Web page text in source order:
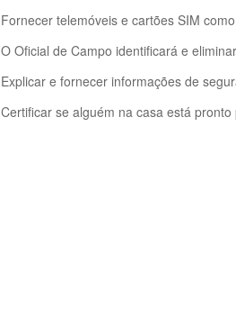
Fornecer telemóveis e cartões SIM
O Oficial de Campo identificará e
Explicar e fornecer informações de
Certificar se alguém na casa está